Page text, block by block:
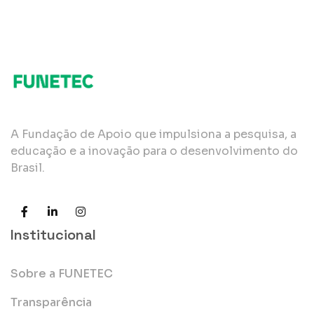
A Fundação de Apoio que impulsiona a pesquisa, a
educação e a inovação para o desenvolvimento do
Brasil.
Institucional
Sobre a FUNETEC
Transparência